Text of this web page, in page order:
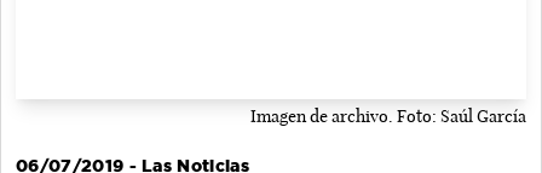
Imagen de archivo. Foto: Saúl García
06/07/2019 - Las Noticias